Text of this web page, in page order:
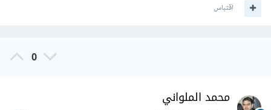
اقتباس
0
محمد الملواني